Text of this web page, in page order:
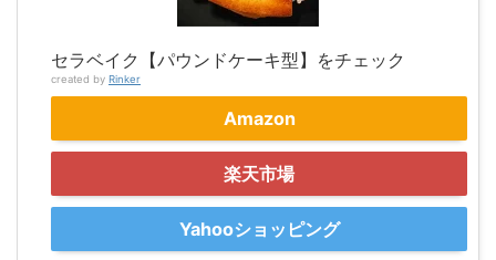
セラベイク【パウンドケーキ型】をチェック
created by Rinker
Amazon
楽天市場
Yahooショッピング